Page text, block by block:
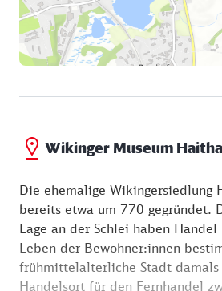
Wikinger Museum
Die ehemalige Wikingersiedlung
bereits etwa um 770 gegründet.
Lage an der Schlei haben
Leben der Bewohner:innen
frühmittelalterliche Stadt damals
Handelsort für den Fernhandel